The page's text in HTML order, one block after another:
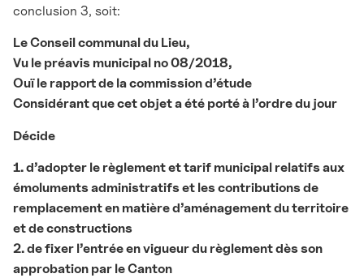
conclusion 3, soit:
Le Conseil communal du Lieu,
Vu le préavis municipal no 08/2018,
Ouï le rapport de la commission d’étude
Considérant que cet objet a été porté à l’ordre du jour
Décide
1. d’adopter le règlement et tarif municipal relatifs aux
émoluments administratifs et les contributions de
remplacement en matière d’aménagement du territoire
et de constructions
2. de fixer l’entrée en vigueur du règlement dès son
approbation par le Canton